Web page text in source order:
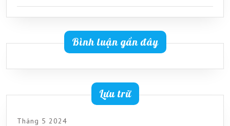
Bình luận gần đây
Lưu trữ
Tháng 5 2024